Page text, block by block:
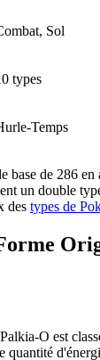
Sol
types
Temps
base de 286
un double
des types de
O est
quantité